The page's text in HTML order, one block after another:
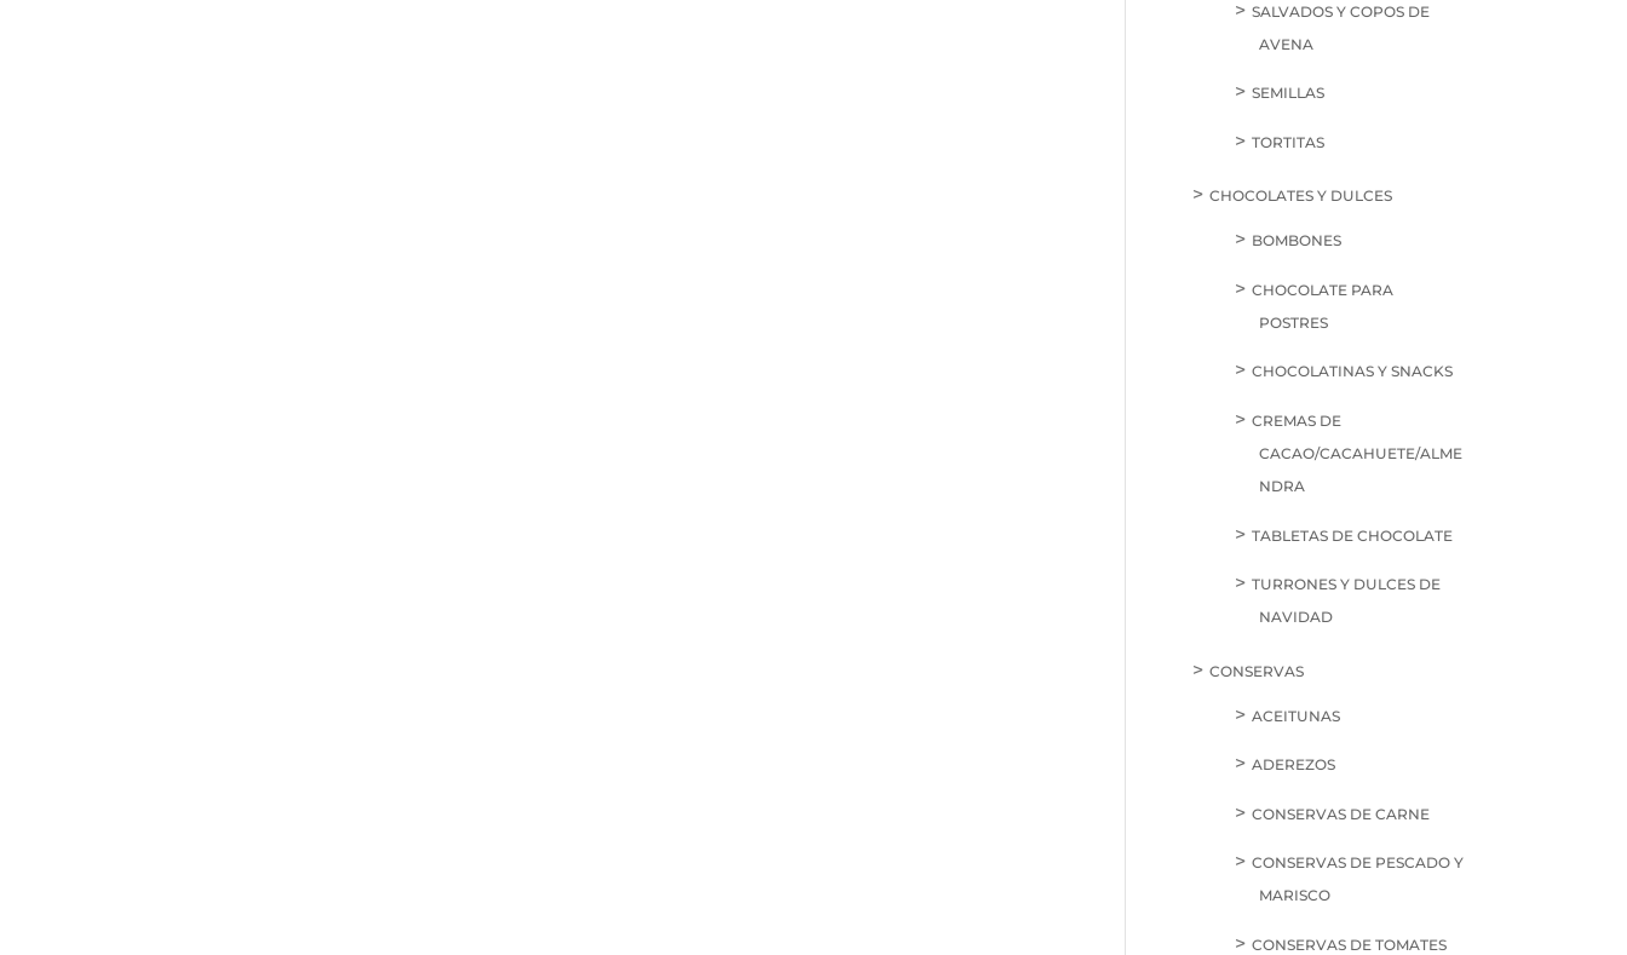
SALVADOS Y COPOS DE
AVENA
SEMILLAS
TORTITAS
CHOCOLATES Y DULCES
BOMBONES
CHOCOLATE PARA
POSTRES
CHOCOLATINAS Y SNACKS
CREMAS DE
CACAO/CACAHUETE/ALME
NDRA
TABLETAS DE CHOCOLATE
TURRONES Y DULCES DE
NAVIDAD
CONSERVAS
ACEITUNAS
ADEREZOS
CONSERVAS DE CARNE
CONSERVAS DE PESCADO Y
MARISCO
CONSERVAS DE TOMATES